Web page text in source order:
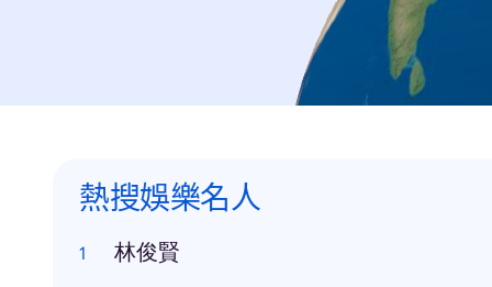
熱搜娛樂名人
林俊賢